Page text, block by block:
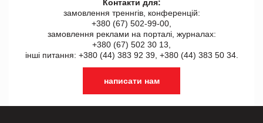
Контакти для:
замовлення треннгів, конференцій:
+380 (67) 502-99-00,
замовлення реклами на порталі, журналах:
+380 (67) 502 30 13,
інші питання: +380 (44) 383 92 39, +380 (44) 383 50 34.
написати нам